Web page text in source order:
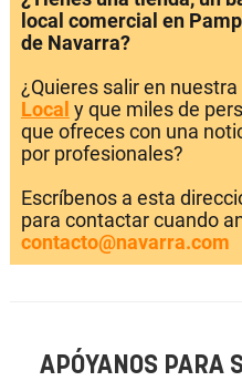
local comercial en
de Navarra?
¿Quieres salir en
Local y que miles de
que ofreces con una
por profesionales?
Escríbenos a esta
para contactar cuando
contacto@navarra.com
APÓYANOS PARA